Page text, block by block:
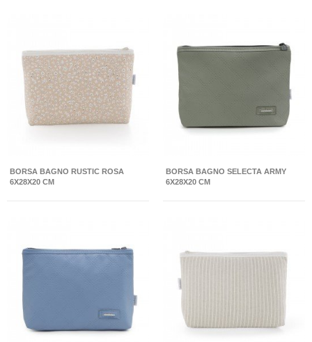
BORSA BAGNO RUSTIC ROSA
6X28X20 CM
BORSA BAGNO SELECTA ARMY
6X28X20 CM